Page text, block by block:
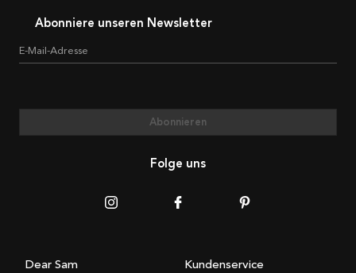
Abonniere unseren Newsletter
E-Mail-Adresse
Abonnieren
Folge uns
Dear Sam Kundenservice